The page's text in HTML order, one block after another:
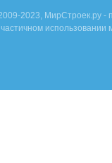
2023, МирСтроек.ру -
использовании